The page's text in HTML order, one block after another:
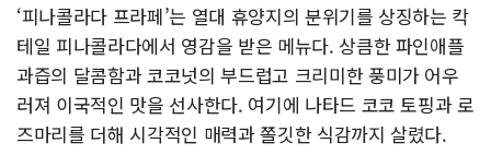
‘피나콜라다 프라페’는 열대 휴양지의 분위기를 상징하는 칵
테일 피나콜라다에서 영감을 받은 메뉴다. 상큼한 파인애플
과즙의 달콤함과 코코넛의 부드럽고 크리미한 풍미가 어우
러져 이국적인 맛을 선사한다. 여기에 나타드 코코 토핑과 로
즈마리를 더해 시각적인 매력과 쫄깃한 식감까지 살렸다.